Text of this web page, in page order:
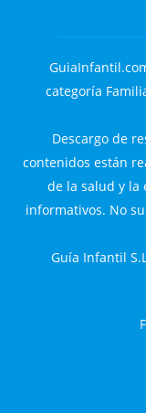
categoría
Descargo de
contenidos están
de la salud y la
informativos. No
Guía Infantil